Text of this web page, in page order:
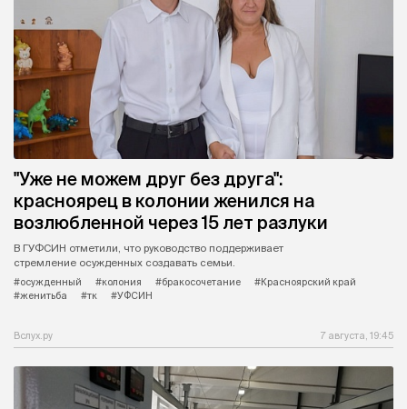
"Уже не можем друг без друга":
красноярец в колонии женился на
возлюбленной через 15 лет разлуки
В ГУФСИН отметили, что руководство поддерживает
стремление осужденных создавать семьи.
#осужденный
#колония #бракосочетание
#Красноярский край
#женитьба
#тк #УФСИН
Вслух.ру 7 августа, 19:45